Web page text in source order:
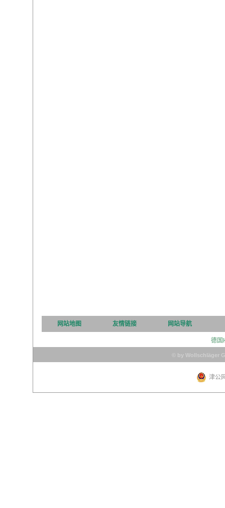
网站地图 友情链接 网站导航
德国
© by Wollschläger
津公